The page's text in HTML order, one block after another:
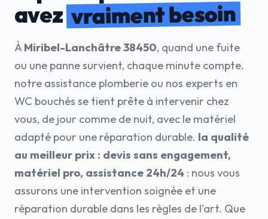
avezvraiment besoin
ÀMiribel-Lanchâtre 38450, quand une fuite
ou une panne survient, chaque minute compte.
notre assistance plomberie ou nos experts en
WC bouchés se tient prête à intervenir chez
vous, de jour comme de nuit, avec le matériel
adapté pour une réparation durable. la qualité
au meilleur prix : devis sans engagement,
matériel pro, assistance 24h/24 : nous vous
assurons une intervention soignée et une
réparation durable dans les règles de l'art. Que